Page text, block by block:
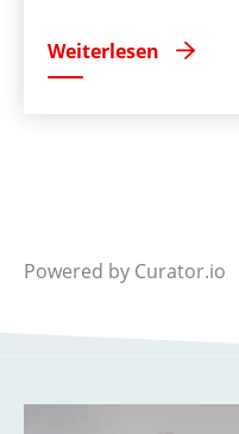
Weiterlesen
Powered by Curator.io